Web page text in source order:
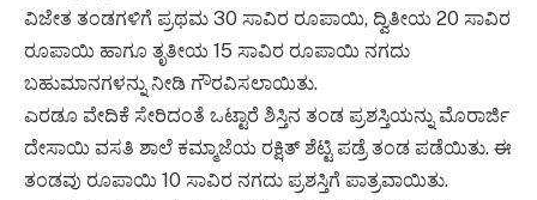
ವಿಜೇತ ತಂಡಗಳಿಗೆ ಪ್ರಥಮ 30 ಸಾವಿರ ರೂಪಾಯಿ, ದ್ವಿತೀಯ 20 ಸಾವಿರ
ರೂಪಾಯಿ ಹಾಗೂ ತೃತೀಯ 15 ಸಾವಿರ ರೂಪಾಯಿ ನಗದು
ಬಹುಮಾನಗಳನ್ನು ನೀಡಿ ಗೌರವಿಸಲಾಯಿತು.
ಎರಡೂ ವೇದಿಕೆ ಸೇರಿದಂತೆ ಒಟ್ಟಾರೆ ಶಿಸ್ತಿನ ತಂಡ ಪ್ರಶಸ್ತಿಯನ್ನು ಮೊರಾರ್ಜಿ
ದೇಸಾಯಿ ವಸತಿ ಶಾಲೆ ಕಮ್ಮಾಜೆಯ ರಕ್ಷಿತ್ ಶೆಟ್ಟಿ ಪಡ್ರೆ ತಂಡ ಪಡೆಯಿತು. ಈ
ತಂಡವು ರೂಪಾಯಿ 10 ಸಾವಿರ ನಗದು ಪ್ರಶಸ್ತಿಗೆ ಪಾತ್ರವಾಯಿತು.